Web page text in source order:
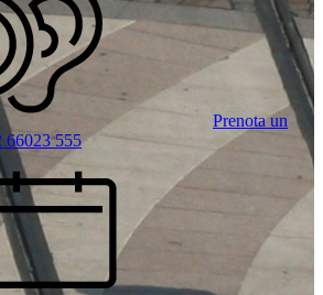
Prenota un
66023 555